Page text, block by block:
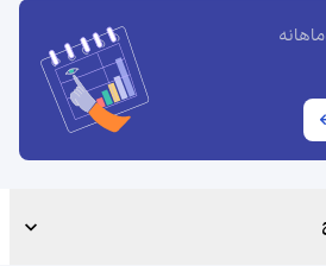
ماهانه